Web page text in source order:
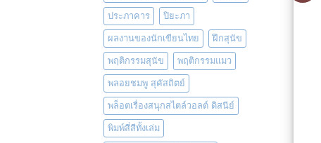
ประภาคาร ปิยะภา
ผลงานของนักเขียนไทย ฝึกสุนัข
พฤติกรรมสุนัข พฤติกรรมแมว
พลอยชมพู สุคัสถิตย์
พล็อตเรื่องสนุกสไตล์วอลต์ ดิสนีย์
พิมพ์สี่สีทั้งเล่ม